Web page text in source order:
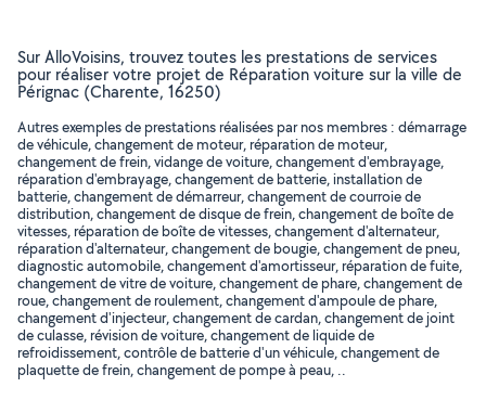
Sur AlloVoisins, trouvez toutes les prestations de services
pour réaliser votre projet de Réparation voiture sur la ville de
Pérignac (Charente, 16250)
Autres exemples de prestations réalisées par nos membres : démarrage
de véhicule, changement de moteur, réparation de moteur,
changement de frein, vidange de voiture, changement d'embrayage,
réparation d'embrayage, changement de batterie, installation de
batterie, changement de démarreur, changement de courroie de
distribution, changement de disque de frein, changement de boîte de
vitesses, réparation de boîte de vitesses, changement d'alternateur,
réparation d'alternateur, changement de bougie, changement de pneu,
diagnostic automobile, changement d'amortisseur, réparation de fuite,
changement de vitre de voiture, changement de phare, changement de
roue, changement de roulement, changement d'ampoule de phare,
changement d'injecteur, changement de cardan, changement de joint
de culasse, révision de voiture, changement de liquide de
refroidissement, contrôle de batterie d'un véhicule, changement de
plaquette de frein, changement de pompe à peau, ..